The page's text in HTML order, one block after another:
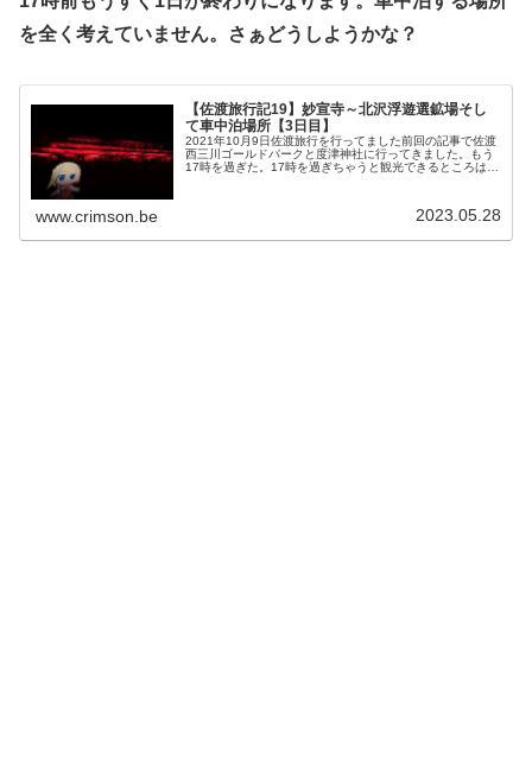
を全く考えていません。さぁどうしようかな？
【佐渡旅行記19】妙宣寺～北沢浮遊選鉱場そし
て車中泊場所【3日目】
2021年10月9日佐渡旅行を行ってました前回の記事で佐渡
西三川ゴールドパークと度津神社に行ってきました。もう
17時を過ぎた。17時を過ぎちゃうと観光できるところは少
www.crimson.be 2023.05.28